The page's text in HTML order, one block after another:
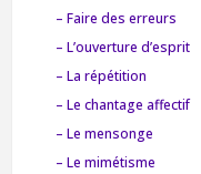
– Faire des erreurs
– L’ouverture d’esprit
– La répétition
– Le chantage affectif
– Le mensonge
– Le mimétisme